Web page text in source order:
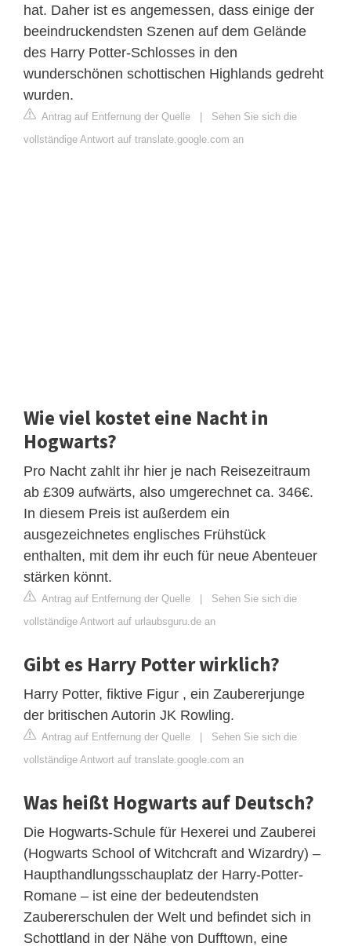
hat. Daher ist es angemessen, dass einige der
beeindruckendsten Szenen auf dem Gelände
des Harry Potter-Schlosses in den
wunderschönen schottischen Highlands gedreht
wurden.
Antrag auf Entfernung der Quelle | Sehen Sie sich die
vollständige Antwort auf translate.google.com an
Wie viel kostet eine Nacht in
Hogwarts?
Pro Nacht zahlt ihr hier je nach Reisezeitraum
ab £309 aufwärts, also umgerechnet ca. 346€.
In diesem Preis ist außerdem ein
ausgezeichnetes englisches Frühstück
enthalten, mit dem ihr euch für neue Abenteuer
stärken könnt.
Antrag auf Entfernung der Quelle | Sehen Sie sich die
vollständige Antwort auf urlaubsguru.de an
Gibt es Harry Potter wirklich?
Harry Potter, fiktive Figur , ein Zaubererjunge
der britischen Autorin JK Rowling.
Antrag auf Entfernung der Quelle | Sehen Sie sich die
vollständige Antwort auf translate.google.com an
Was heißt Hogwarts auf Deutsch?
Die Hogwarts-Schule für Hexerei und Zauberei
(Hogwarts School of Witchcraft and Wizardry) –
Haupthandlungsschauplatz der Harry-Potter-
Romane – ist eine der bedeutendsten
Zaubererschulen der Welt und befindet sich in
Schottland in der Nähe von Dufftown, eine